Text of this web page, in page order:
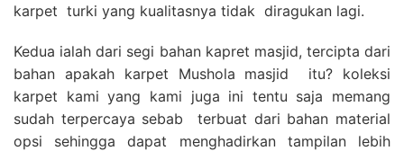
karpet turki yang kualitasnya tidak diragukan lagi.
Kedua ialah dari segi bahan kapret masjid, tercipta dari
bahan apakah karpet Mushola masjid itu? koleksi
karpet kami yang kami juga ini tentu saja memang
sudah terpercaya sebab terbuat dari bahan material
opsi sehingga dapat menghadirkan tampilan lebih